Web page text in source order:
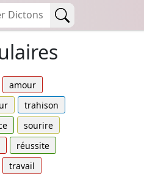
amour
trahison
sourire
réussite
travail